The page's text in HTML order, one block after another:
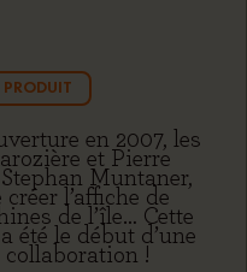
PRODUIT
en 2007, les
et Pierre
Muntaner,
l’affiche de
de l’île… Cette
été le début d’une
!